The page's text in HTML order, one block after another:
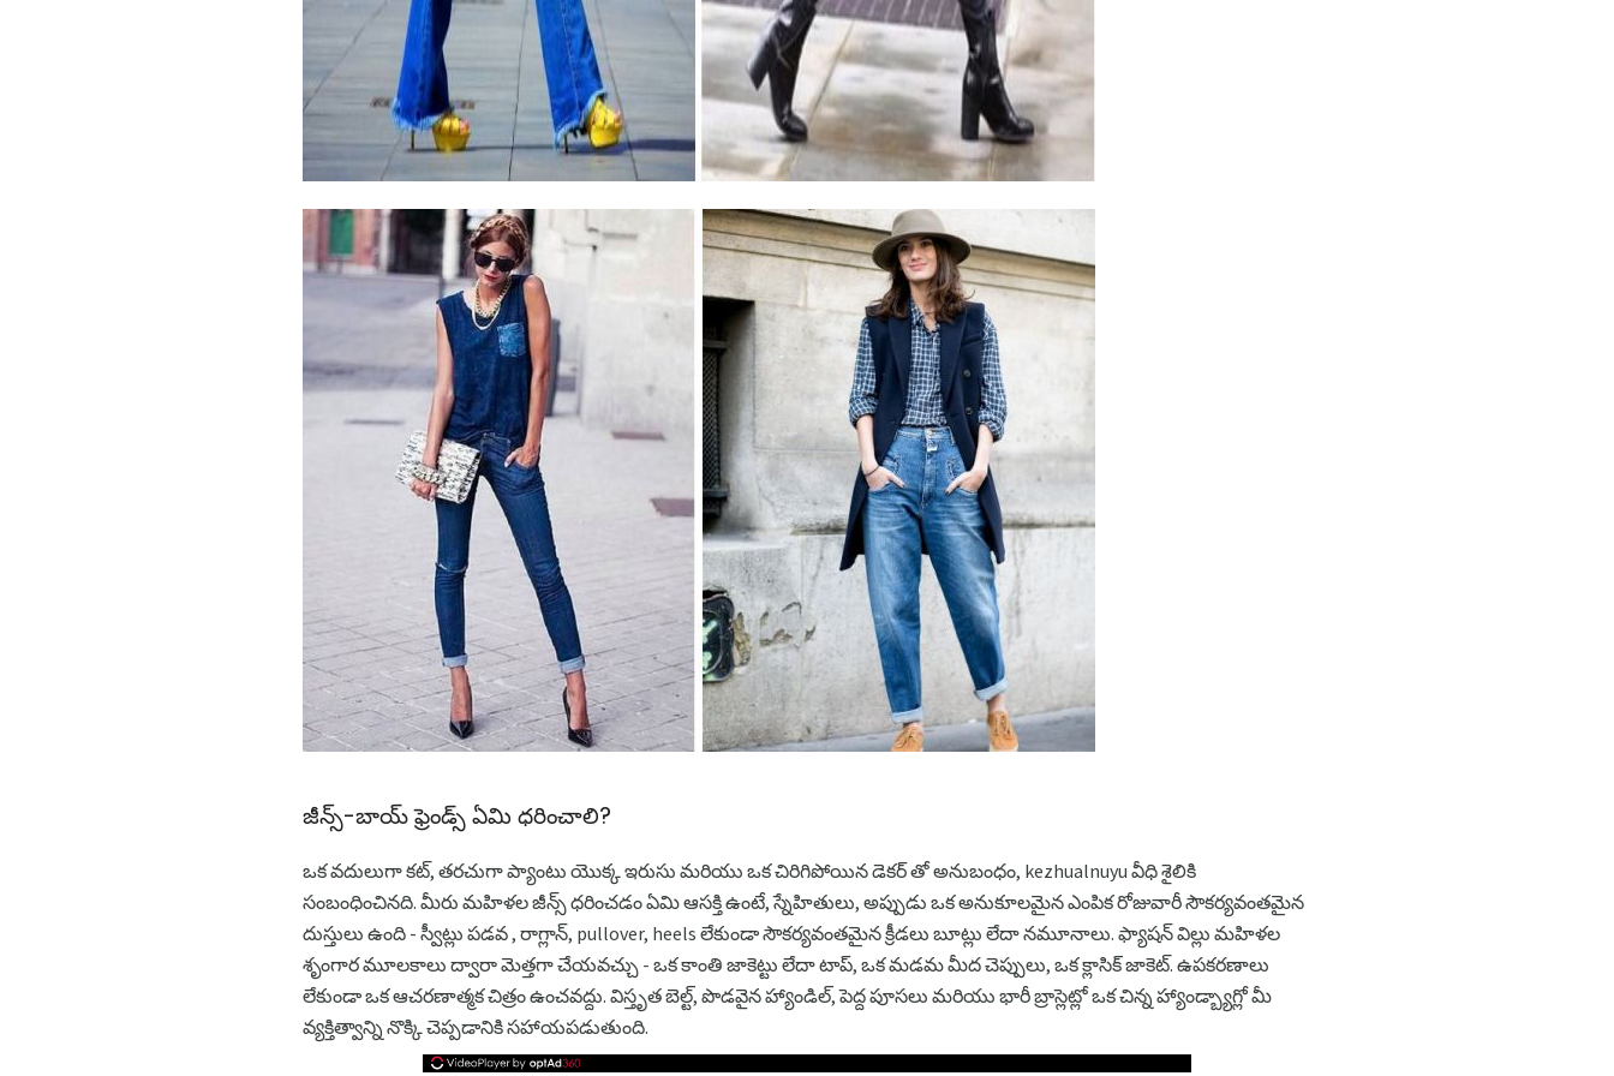
జీన్స్-బాయ్ ఫ్రెండ్స్ ఏమి ధరించాలి?
ఒక వదులుగా కట్, తరచుగా ప్యాంటు యొక్క ఇరుసు మరియు ఒక చిరిగిపోయిన డెకర్ తో అనుబంధం, kezhualnuyu వీధి శైలికి
సంబంధించినది. మీరు మహిళల జీన్స్ ధరించడం ఏమి ఆసక్తి ఉంటే, స్నేహితులు, అప్పుడు ఒక అనుకూలమైన ఎంపిక రోజువారీ సౌకర్యవంతమైన
దుస్తులు ఉంది - స్వీట్లు పడవ , రాగ్లాన్, pullover, heels లేకుండా సౌకర్యవంతమైన క్రీడలు బూట్లు లేదా నమూనాలు. ఫ్యాషన్ విల్లు మహిళల
శృంగార మూలకాలు ద్వారా మెత్తగా చేయవచ్చు - ఒక కాంతి జాకెట్టు లేదా టాప్, ఒక మడమ మీద చెప్పులు, ఒక క్లాసిక్ జాకెట్. ఉపకరణాలు
లేకుండా ఒక ఆచరణాత్మక చిత్రం ఉంచవద్దు. విస్తృత బెల్ట్, పొడవైన హ్యాండిల్, పెద్ద పూసలు మరియు భారీ బ్రాస్లెట్లో ఒక చిన్న హ్యాండ్బ్యాగ్లో మీ
వ్యక్తిత్వాన్ని నొక్కి చెప్పడానికి సహాయపడుతుంది.